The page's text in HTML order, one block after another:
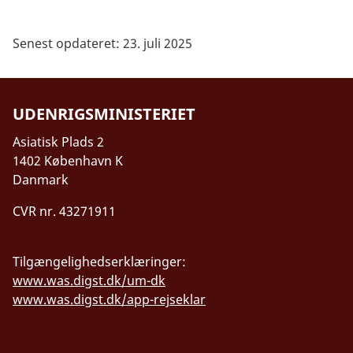
Senest opdateret: 23. juli 2025
UDENRIGSMINISTERIET
Asiatisk Plads 2
1402 København K
Danmark
CVR nr. 43271911
Tilgængelighedserklæringer:
www.was.digst.dk/um-dk
www.was.digst.dk/app-rejseklar